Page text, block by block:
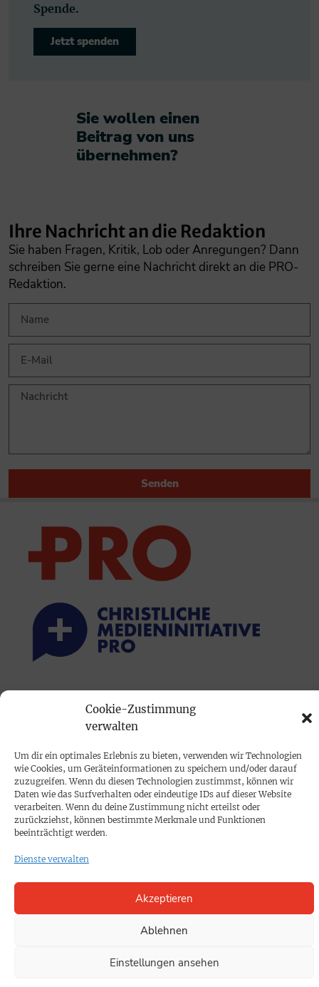
Cookie-Zustimmung
verwalten
Um dir ein optimales Erlebnis zu bieten, verwenden wir Technologien
wie Cookies, um Geräteinformationen zu speichern und/oder darauf
zuzugreifen. Wenn du diesen Technologien zustimmst, können wir
Daten wie das Surfverhalten oder eindeutige IDs auf dieser Website
verarbeiten. Wenn du deine Zustimmung nicht erteilst oder
zurückziehst, können bestimmte Merkmale und Funktionen
beeinträchtigt werden.
Dienste verwalten
Akzeptieren
Ablehnen
Einstellungen ansehen
Spende.
Jetzt spenden
Sie wollen einen
Beitrag von uns
übernehmen?​
Ihre Nachricht an die Redaktion
Sie haben Fragen, Kritik, Lob oder Anregungen? Dann
schreiben Sie gerne eine Nachricht direkt an die PRO-
Redaktion.
Senden
Mediadaten
PROKOMPAKT
Impressum
SPENDEN
Cookie-Richtlinie